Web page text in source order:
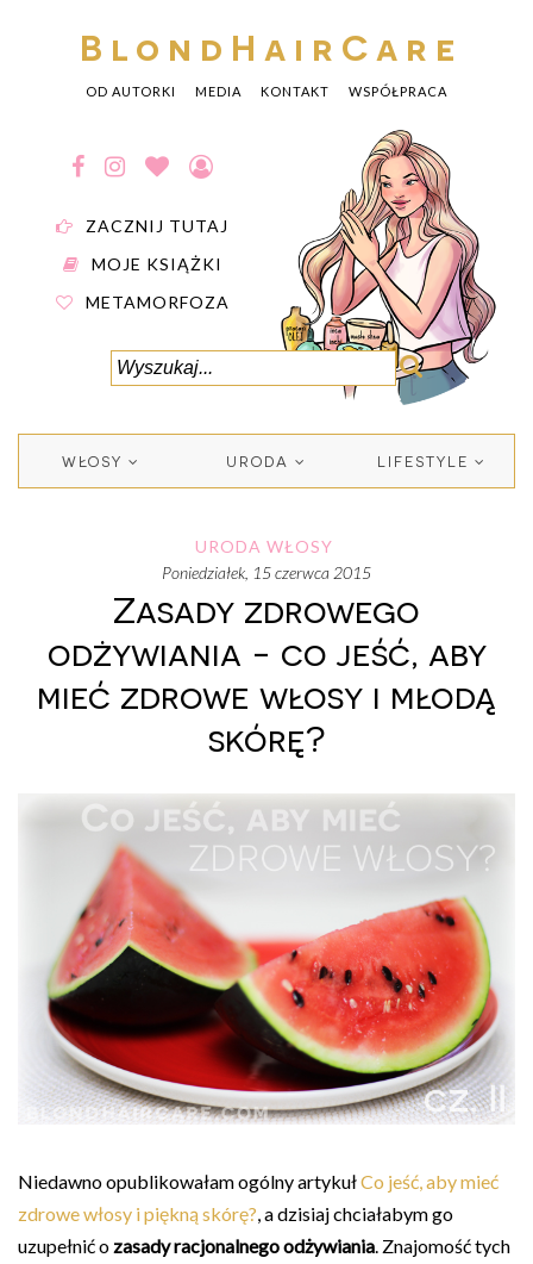
BlondHairCare
OD AUTORKI MEDIA KONTAKT WSPÓŁPRACA
ZACZNIJ TUTAJ
MOJE KSIĄŻKI
METAMORFOZA
WŁOSY URODA LIFESTYLE
URODA WŁOSY
poniedziałek, 15 czerwca 2015
Zasady zdrowego
odżywiania - co jeść, aby
mieć zdrowe włosy i młodą
skórę?
Niedawno opublikowałam ogólny artykułCo jeść, aby mieć
zdrowe włosy i piękną skórę?, a dzisiaj chciałabym go
uzupełnić o zasady racjonalnego odżywiania. Znajomość tych